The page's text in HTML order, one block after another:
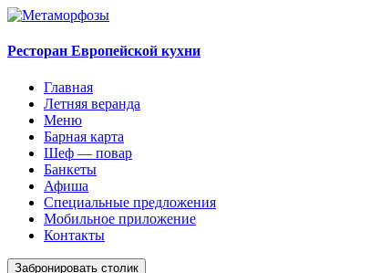
Ресторан Европейской кухни
Главная
Летняя веранда
Меню
Барная карта
Шеф — повар
Банкеты
Афиша
Специальные предложения
Мобильное приложение
Контакты
Забронировать столик